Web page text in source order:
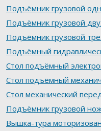
Подъёмник грузовой
Подъёмник грузовой
Подъёмник грузовой
Подъёмный
Стол подъёмный
Стол подъёмный
Стол механический
Подъёмник грузовой
Вышка-тура